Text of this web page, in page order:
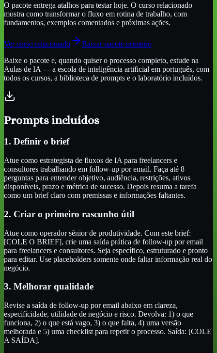
O pacote entrega atalhos para testar hoje. O curso relacionado
mostra como transformar o fluxo em rotina de trabalho, com
fundamentos, exemplos comentados e próximas ações.
Ver curso relacionado
Baixar pacote primeiro
Baixe o pacote e, quando quiser o processo completo, estude na
Aulas de IA — a escola de inteligência artificial em português, com
todos os cursos, a biblioteca de prompts e o laboratório incluídos.
Prompts incluídos
1. Definir o brief
Atue como estrategista de fluxos de IA para freelancers e
consultores trabalhando em follow-up por email. Faça até 8
perguntas para entender objetivo, audiência, restrições, ativos
disponíveis, prazo e métrica de sucesso. Depois resuma a tarefa
como um brief claro com premissas e informações faltantes.
2. Criar o primeiro rascunho útil
Atue como operador sênior de produtividade. Com este brief:
[COLE O BRIEF], crie uma saída prática de follow-up por email
para freelancers e consultores. Seja específico, estruturado e pronto
para editar. Use placeholders somente onde faltar informação real do
negócio.
3. Melhorar qualidade
Revise a saída de follow-up por email abaixo em clareza,
especificidade, utilidade de negócio e risco. Devolva: 1) o que
funciona, 2) o que está vago, 3) o que falta, 4) uma versão
melhorada e 5) uma checklist para repetir o processo. Saída: [COLE
A SAÍDA].